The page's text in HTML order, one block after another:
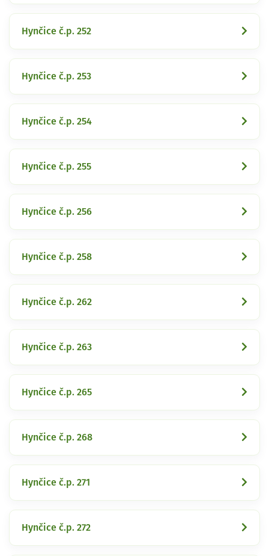
Hynčice č.p. 252
Hynčice č.p. 253
Hynčice č.p. 254
Hynčice č.p. 255
Hynčice č.p. 256
Hynčice č.p. 258
Hynčice č.p. 262
Hynčice č.p. 263
Hynčice č.p. 265
Hynčice č.p. 268
Hynčice č.p. 271
Hynčice č.p. 272